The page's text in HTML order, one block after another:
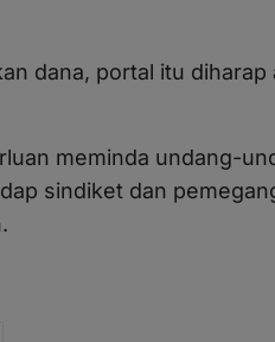
dana, portal itu
meminda undang-
sindiket dan